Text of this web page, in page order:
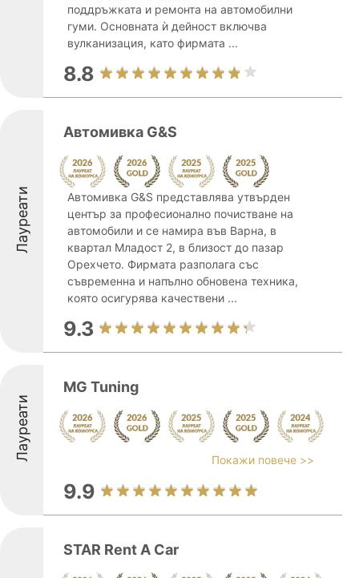
поддръжката и ремонта на автомобилни
гуми. Основната ѝ дейност включва
вулканизация, като фирмата ...
8.8
Лауреати
Автомивка G&S
Автомивка G&S представлява утвърден
център за професионално почистване на
автомобили и се намира във Варна, в
квартал Младост 2, в близост до пазар
Орехчето. Фирмата разполага със
съвременна и напълно обновена техника,
която осигурява качествени ...
9.3
Лауреати
MG Tuning
Покажи повече >>
9.9
STAR Rent A Car